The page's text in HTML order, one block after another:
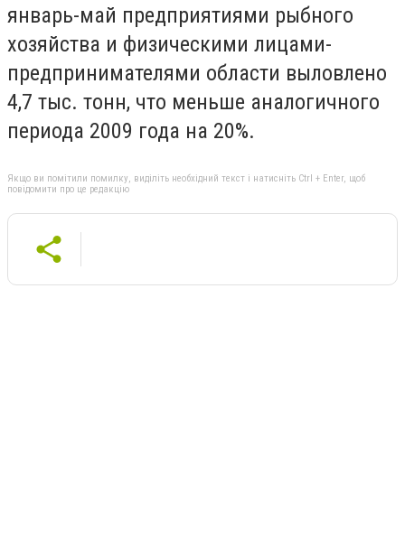
январь-май предприятиями рыбного
хозяйства и физическими лицами-
предпринимателями области выловлено
4,7 тыс. тонн, что меньше аналогичного
периода 2009 года на 20%.
Якщо ви помітили помилку, виділіть необхідний текст і натисніть Ctrl + Enter, щоб
повідомити про це редакцію